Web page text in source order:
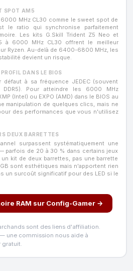
SPOT AM5
MHz CL30 comme le sweet spot de
le ratio qui synchronise parfaitement
Les kits G.Skill Trident Z5 Neo et
à 6000 MHz CL30 offrent le meilleur
Ryzen. Au-delà de 6400-6800 MHz, les
devient un risque.
DANS LE BIOS
défaut à sa fréquence JEDEC (souvent
Pour atteindre les 6000 MHz
(Intel) ou EXPO (AMD) dans le BIOS au
manipulation de quelques clics, mais ne
des performances que vous n'utilisez
DEUX BARRETTES
surpassent systématiquement une
parfois de 20 à 30 % dans certains jeux
kit de deux barrettes, pas une barrette
sont esthétiques mais n'apportent rien
un surcoût significatif pour des LED si le
RAM sur Config-Gamer →
sont des liens d'affiliation.
une commission nous aide à
gratuit.